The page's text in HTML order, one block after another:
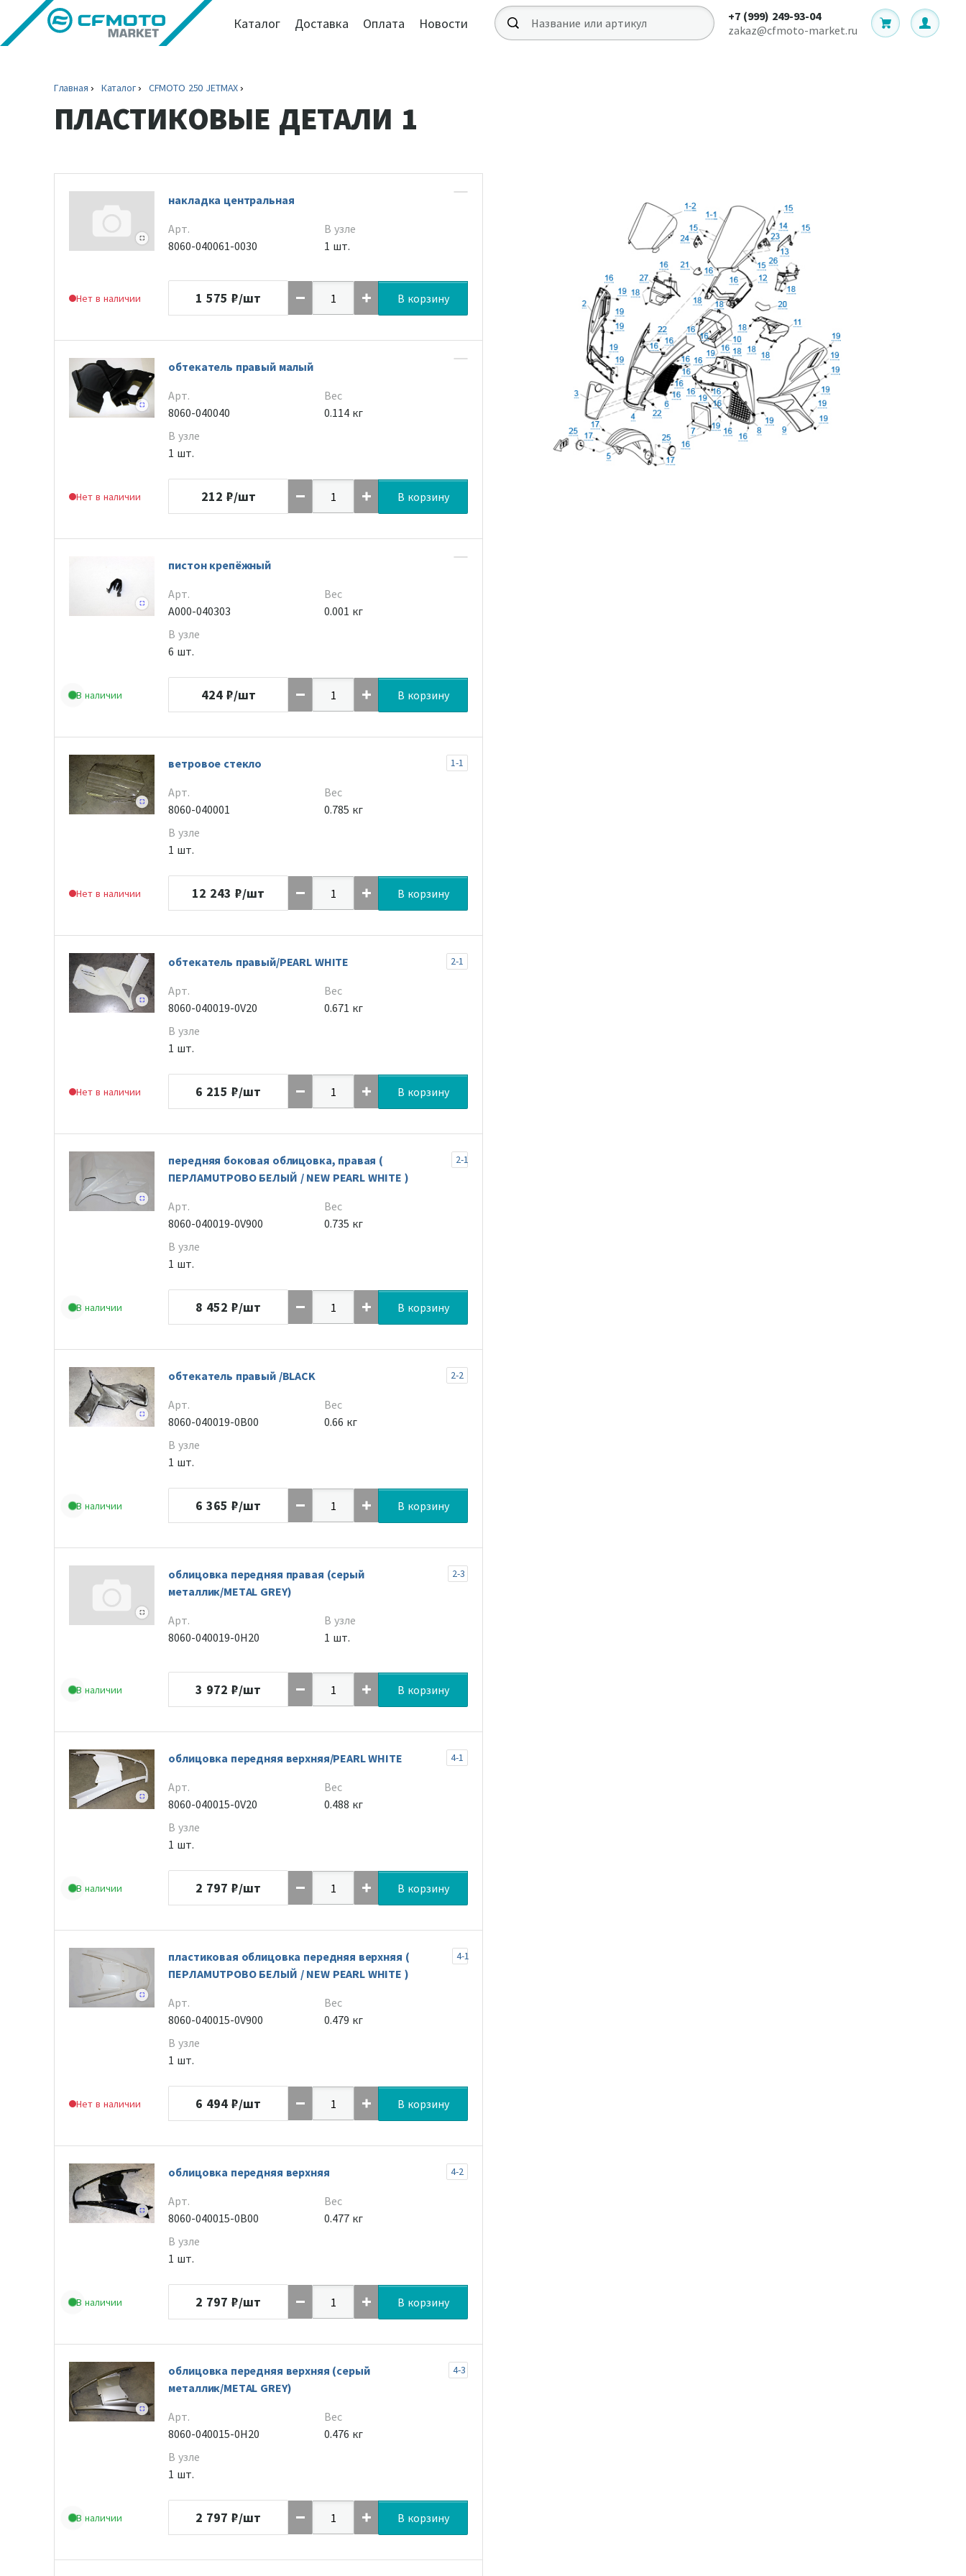
Каталог Доставка Оплата Новости
+7 (999) 249-93-04
zakaz@cfmoto-market.ru
Главная Каталог CFMOTO 250 JETMAX
ПЛАСТИКОВЫЕ ДЕТАЛИ 1
Нет в наличии
накладка центральная
Арт.
8060-040061-0030
В узле
1 шт.
1 575 ₽/шт В корзину
Нет в наличии
обтекатель правый малый
Арт.
8060-040040
В узле
1 шт.
Вес
0.114 кг
212 ₽/шт В корзину
В наличии
пистон крепёжный
Арт.
A000-040303
В узле
6 шт.
Вес
0.001 кг
424 ₽/шт В корзину
Нет в наличии
ветровое стекло 1-1
Арт.
8060-040001
В узле
1 шт.
Вес
0.785 кг
12 243 ₽/шт В корзину
Нет в наличии
обтекатель правый/PEARL WHITE 2-1
Арт.
8060-040019-0V20
В узле
1 шт.
Вес
0.671 кг
6 215 ₽/шт В корзину
В наличии
передняя боковая облицовка, правая (
ПЕРЛАМUTРОВО БЕЛЫЙ / NEW PEARL WHITE )
2-1
Арт.
8060-040019-0V900
В узле
1 шт.
Вес
0.735 кг
8 452 ₽/шт В корзину
В наличии
обтекатель правый /BLACK 2-2
Арт.
8060-040019-0B00
В узле
1 шт.
Вес
0.66 кг
6 365 ₽/шт В корзину
В наличии
облицовка передняя правая (серый
металлик/METAL GREY)
2-3
Арт.
8060-040019-0H20
В узле
1 шт.
3 972 ₽/шт В корзину
В наличии
облицовка передняя верхняя/PEARL WHITE 4-1
Арт.
8060-040015-0V20
В узле
1 шт.
Вес
0.488 кг
2 797 ₽/шт В корзину
Нет в наличии
пластиковая облицовка передняя верхняя (
ПЕРЛАМUTРОВО БЕЛЫЙ / NEW PEARL WHITE )
4-1
Арт.
8060-040015-0V900
В узле
1 шт.
Вес
0.479 кг
6 494 ₽/шт В корзину
В наличии
облицовка передняя верхняя 4-2
Арт.
8060-040015-0B00
В узле
1 шт.
Вес
0.477 кг
2 797 ₽/шт В корзину
В наличии
облицовка передняя верхняя (серый
металлик/METAL GREY)
4-3
Арт.
8060-040015-0H20
В узле
1 шт.
Вес
0.476 кг
2 797 ₽/шт В корзину